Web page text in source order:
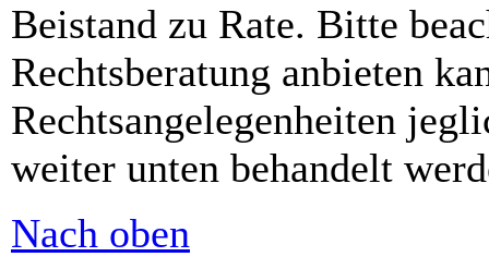
Beistand zu Rate. Bitte
Rechtsberatung anbieten
Rechtsangelegenheiten
weiter unten behandelt
Nach oben